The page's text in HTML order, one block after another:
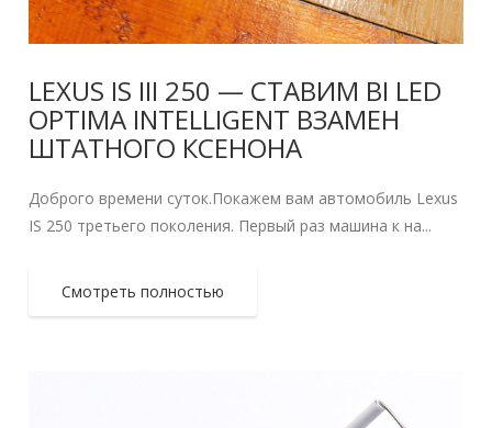
LEXUS IS III 250 — СТАВИМ BI LED
OPTIMA INTELLIGENT ВЗАМЕН
ШТАТНОГО КСЕНОНА
Доброго времени суток.Покажем вам автомобиль Lexus
IS 250 третьего поколения. Первый раз машина к на...
Смотреть полностью